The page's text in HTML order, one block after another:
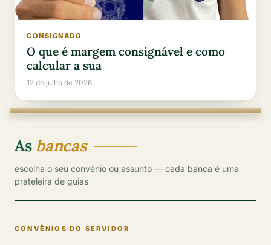
CONSIGNADO
O que é margem consignável e como
calcular a sua
12 de julho de 2026
As bancas
escolha o seu convênio ou assunto — cada banca é uma
prateleira de guias
CONVÊNIOS DO SERVIDOR